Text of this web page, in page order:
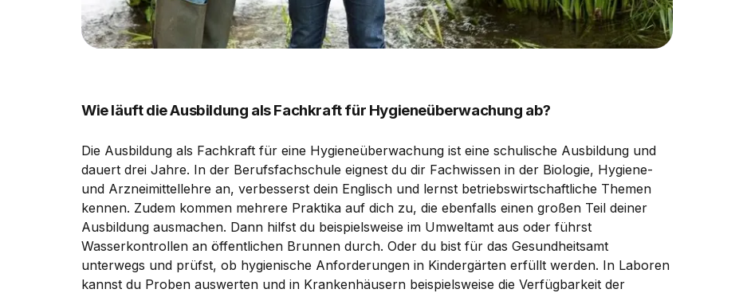
Wie läuft die Ausbildung als Fachkraft für Hygieneüberwachung ab?
Die Ausbildung als Fachkraft für eine Hygieneüberwachung ist eine schulische Ausbildung und
dauert drei Jahre. In der Berufsfachschule eignest du dir Fachwissen in der Biologie, Hygiene-
und Arzneimittellehre an, verbesserst dein Englisch und lernst betriebswirtschaftliche Themen
kennen. Zudem kommen mehrere Praktika auf dich zu, die ebenfalls einen großen Teil deiner
Ausbildung ausmachen. Dann hilfst du beispielsweise im Umweltamt aus oder führst
Wasserkontrollen an öffentlichen Brunnen durch. Oder du bist für das Gesundheitsamt
unterwegs und prüfst, ob hygienische Anforderungen in Kindergärten erfüllt werden. In Laboren
kannst du Proben auswerten und in Krankenhäusern beispielsweise die Verfügbarkeit der